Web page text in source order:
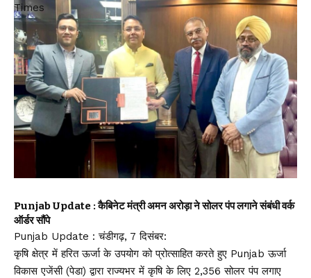
Punjab Update : कैबिनेट मंत्री अमन अरोड़ा ने सोलर पंप लगाने संबंधी वर्क
ऑर्डर सौंपे
Punjab Update : चंडीगढ़, 7 दिसंबर:
कृषि क्षेत्र में हरित ऊर्जा के उपयोग को प्रोत्साहित करते हुए Punjab ऊर्जा
विकास एजेंसी (पेडा) द्वारा राज्यभर में कृषि के लिए 2,356 सोलर पंप लगाए